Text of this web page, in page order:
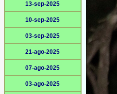
13-sep-2025
10-sep-2025
03-sep-2025
21-ago-2025
07-ago-2025
03-ago-2025